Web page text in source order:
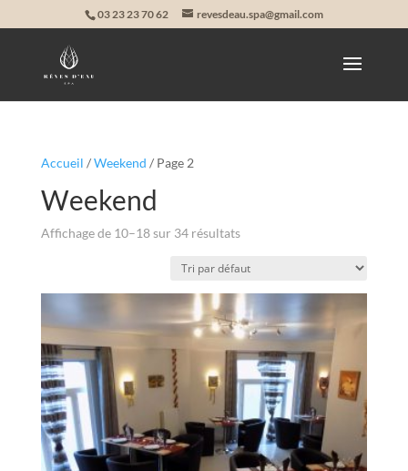
03 23 23 70 62 revesdeau.spa@gmail.com
Accueil /Weekend / Page 2
Weekend
Affichage de 10–18 sur 34 résultats